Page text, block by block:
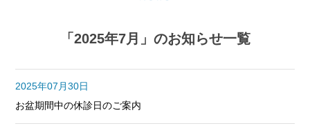
「2025年7月」のお知らせ一覧
2025年07月30日
お盆期間中の休診日のご案内